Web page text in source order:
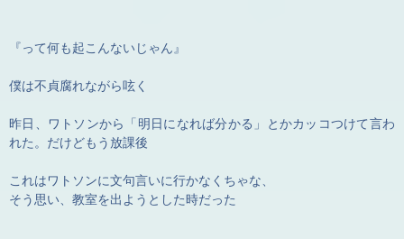
『って何も起こんないじゃん』
僕は不貞腐れながら呟く
昨日、ワトソンから「明日になれば分かる」とかカッコつけて言わ
れた。だけどもう放課後
これはワトソンに文句言いに行かなくちゃな、
そう思い、教室を出ようとした時だった